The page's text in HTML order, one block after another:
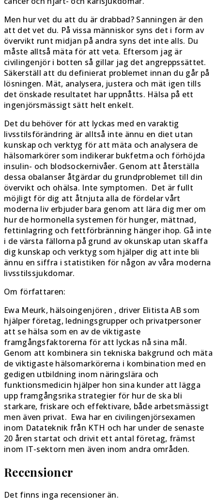
Men hur vet du att du är drabbad? Sanningen är den
att det vet du. På vissa människor syns det i form av
övervikt runt midjan på andra syns det inte alls. Du
måste alltså mäta för att veta. Eftersom jag är
civilingenjör i botten så gillar jag det angreppssättet.
Säkerställ att du definierat problemet innan du går på
lösningen. Mät, analysera, justera och mät igen tills
det önskade resultatet har uppnåtts. Hälsa på ett
ingenjörsmässigt sätt helt enkelt.
Det du behöver för att lyckas med en varaktig
livsstilsförändring är alltså inte ännu en diet utan
kunskap och verktyg för att mäta och analysera de
hälsomarkörer som indikerar bukfetma och förhöjda
insulin- och blodsockernivåer. Genom att återställa
dessa obalanser åtgärdar du grundproblemet till din
övervikt och ohälsa. Inte symptomen. Det är fullt
möjligt för dig att åtnjuta alla de fördelar vårt
moderna liv erbjuder bara genom att lära dig mer om
hur de hormonella systemen för hunger, mättnad,
fettinlagring och fettförbränning hänger ihop. Gå inte
i de värsta fällorna på grund av okunskap utan skaffa
dig kunskap och verktyg som hjälper dig att inte bli
ännu en siffra i statistiken för någon av våra moderna
livsstilssjukdomar.
Om författaren:
Ewa Meurk, hälsoingenjören , driver Elitista AB som
hjälper företag, ledningsgrupper och privatpersoner
att se hälsa som en av de viktigaste
framgångsfaktorerna för att lyckas nå sina mål.
Genom att kombinera sin tekniska bakgrund och mäta
de viktigaste hälsomarkörerna i kombination med en
gedigen utbildning inom näringslära och
funktionsmedicin hjälper hon sina kunder att lägga
upp framgångsrika strategier för hur de ska bli
starkare, friskare och effektivare, både arbetsmässigt
men även privat. Ewa har en civilingenjörsexamen
inom Datateknik från KTH och har under de senaste
20 åren startat och drivit ett antal företag, främst
inom IT-sektorn men även inom andra områden.
Recensioner
Det finns inga recensioner än.